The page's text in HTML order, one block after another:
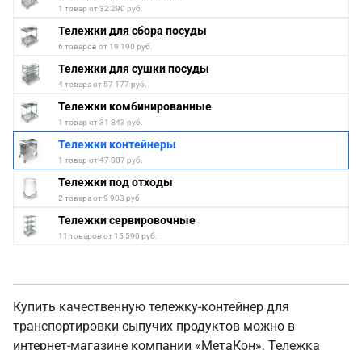
1 товар от 32 290 руб.
Тележки для сбора посуды
6 товаров от 19 190 руб.
Тележки для сушки посуды
4 товара от 57 177 руб.
Тележки комбинированные
1 товар от 31 843 руб.
Тележки контейнеры
1 товар от 47 807 руб.
Тележки под отходы
2 товара от 9 903 руб.
Тележки сервировочные
11 товаров от 15 590 руб.
Купить качественную тележку-контейнер для
транспортировки сыпучих продуктов можно в
интернет-магазине компании «МетаКон». Тележка